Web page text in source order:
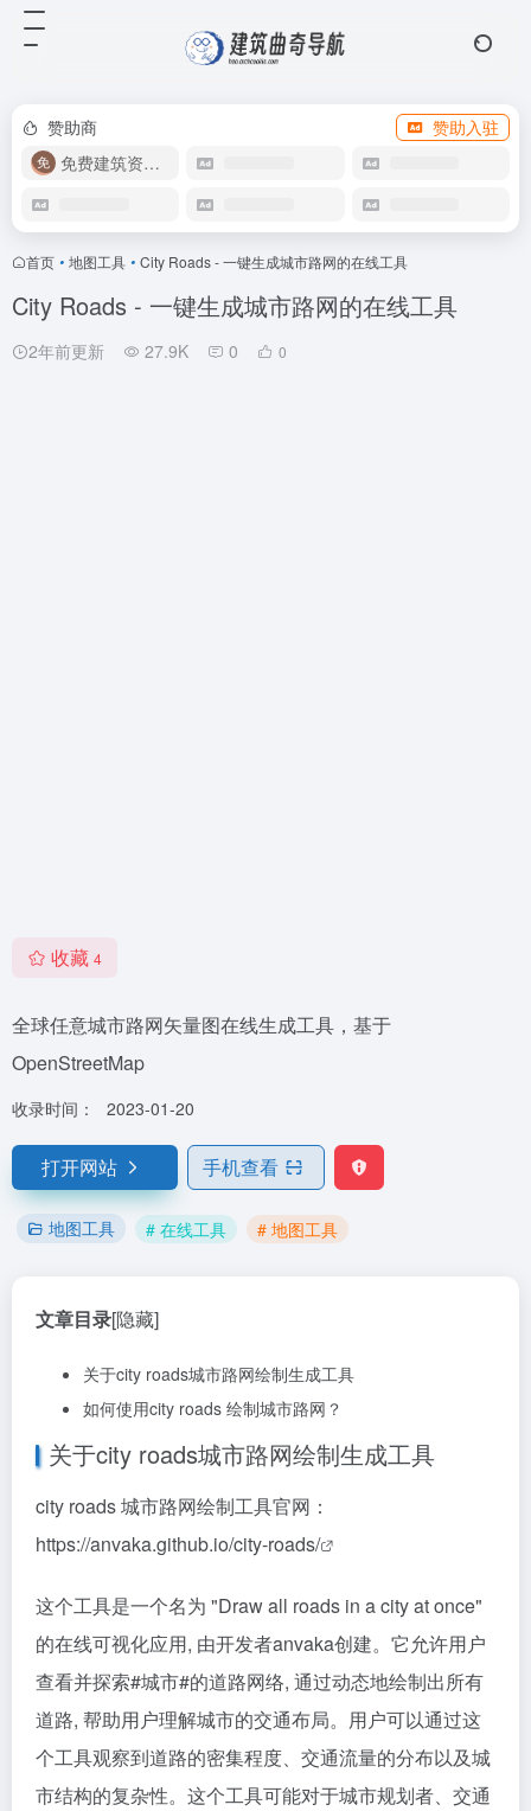
赞助商
赞助入驻
免费建筑资源库
首页 • 地图工具 • City Roads - 一键生成城市路网的在线工具
City Roads - 一键生成城市路网的在线工具
2年前更新 27.9K 0 0
收藏 4
全球任意城市路网矢量图在线生成工具，基于
OpenStreetMap
收录时间： 2023-01-20
打开网站 手机查看
地图工具 # 在线工具 # 地图工具
文章目录[隐藏]
关于city roads城市路网绘制生成工具
如何使用city roads 绘制城市路网？
关于city roads城市路网绘制生成工具
city roads 城市路网绘制工具官网：
https://anvaka.github.io/city-roads/
这个工具是一个名为 "Draw all roads in a city at once"
的在线可视化应用, 由开发者anvaka创建。它允许用户
查看并探索#城市#的道路网络, 通过动态地绘制出所有
道路, 帮助用户理解城市的交通布局。用户可以通过这
个工具观察到道路的密集程度、交通流量的分布以及城
市结构的复杂性。这个工具可能对于城市规划者、交通